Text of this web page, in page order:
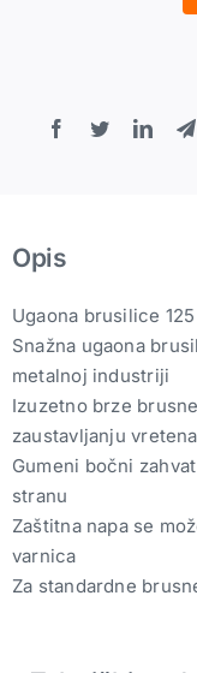
Opis
Ugaona brusilice
Snažna ugaona
metalnoj industriji
Izuzetno brze
zaustavljanju vretena
Gumeni bočni
stranu
Zaštitna napa se
varnica
Za standardne